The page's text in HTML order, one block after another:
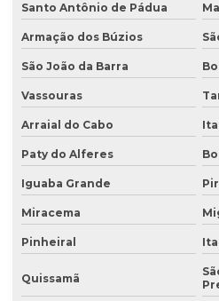
Avaliação preliminar de passivo
Coleta de água
Coleta de água para análise
Coleta de água para análise físico
Coleta de água para análise
Coleta de água industrial
Coleta de amostra de água para
Coleta de amostras de água
Santo Antônio de Pádua
Armação dos Búzios
São João da Barra
Vassouras
Arraial do Cabo
Paty do Alferes
Iguaba Grande
Miracema
Pinheiral
Quissamã